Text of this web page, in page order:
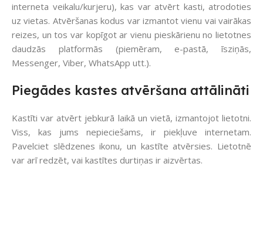
interneta veikalu/kurjeru), kas var atvērt kasti, atrodoties
uz vietas. Atvēršanas kodus var izmantot vienu vai vairākas
reizes, un tos var kopīgot ar vienu pieskārienu no lietotnes
daudzās platformās (piemēram, e-pastā, īsziņās,
Messenger, Viber, WhatsApp utt.).
Piegādes kastes atvēršana attālināti
Kastīti var atvērt jebkurā laikā un vietā, izmantojot lietotni.
Viss, kas jums nepieciešams, ir piekļuve internetam.
Pavelciet slēdzenes ikonu, un kastīte atvērsies. Lietotnē
var arī redzēt, vai kastītes durtiņas ir aizvērtas.